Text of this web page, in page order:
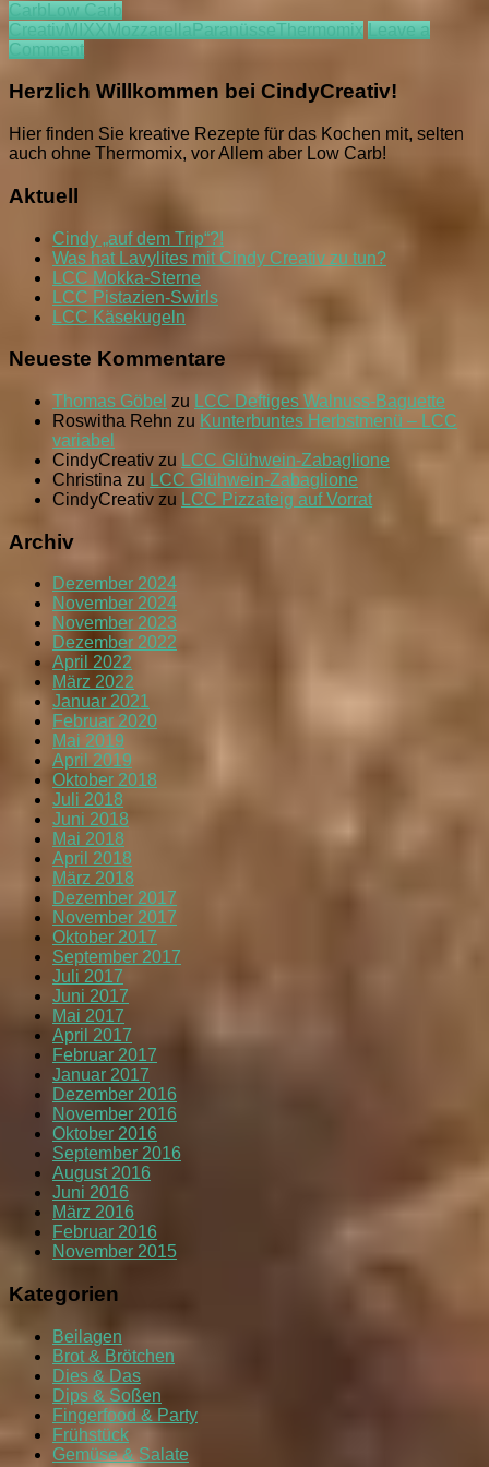
CarbLow Carb
CreativMIXXMozzarellaParanüsseThermomix Leave a
Commenton
Kräuter-
Knusperchen
Herzlich Willkommen bei CindyCreativ!
Hier finden Sie kreative Rezepte für das Kochen mit, selten
auch ohne Thermomix, vor Allem aber Low Carb!
Aktuell
Cindy „auf dem Trip“?!
Was hat Lavylites mit Cindy Creativ zu tun?
LCC Mokka-Sterne
LCC Pistazien-Swirls
LCC Käsekugeln
Neueste Kommentare
Thomas Göbel zu
LCC Deftiges Walnuss-Baguette
Roswitha Rehn zu Kunterbuntes Herbstmenü – LCC
variabel
CindyCreativ zu
LCC Glühwein-Zabaglione
Christina zu
LCC Glühwein-Zabaglione
CindyCreativ zu LCC Pizzateig auf Vorrat
Archiv
Dezember 2024
November 2024
November 2023
Dezember 2022
April 2022
März 2022
Januar 2021
Februar 2020
Mai 2019
April 2019
Oktober 2018
Juli 2018
Juni 2018
Mai 2018
April 2018
März 2018
Dezember 2017
November 2017
Oktober 2017
September 2017
Juli 2017
Juni 2017
Mai 2017
April 2017
Februar 2017
Januar 2017
Dezember 2016
November 2016
Oktober 2016
September 2016
August 2016
Juni 2016
März 2016
Februar 2016
November 2015
Kategorien
Beilagen
Brot & Brötchen
Dies & Das
Dips & Soßen
Fingerfood & Party
Frühstück
Gemüse & Salate